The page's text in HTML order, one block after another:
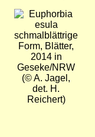
Bild
schmalblättrige
Form, Blätter,
2014 in
Geseke/NRW
(© A. Jagel,
det. H.
Reichert)